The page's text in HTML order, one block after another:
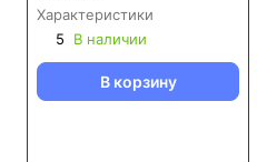
Характеристики
5
В наличии
В корзину